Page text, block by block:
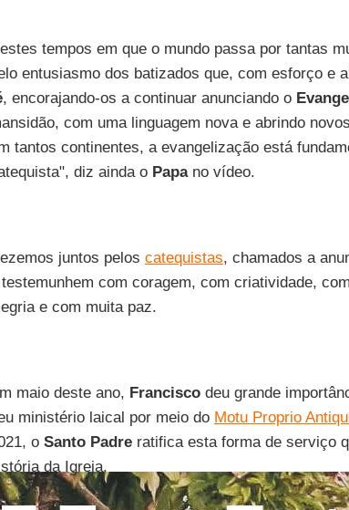
tempos em que o mundo passa por tantas
entusiasmo dos batizados que, com esforço e
, encorajando-os a continuar anunciando o
com uma linguagem nova e abrindo
tantos continentes, a evangelização está
diz ainda o Papano vídeo.
juntos pelos catequistas, chamados a
com coragem, com criatividade,
e com muita paz.
maio deste ano, Franciscodeu grande
ministério laical por meio do Motu Proprio
o Santo Padreratifica esta forma de serviço
da Igreja.